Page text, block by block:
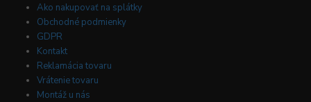
Ako nakupovať na splátky
Obchodné podmienky
GDPR
Kontakt
Reklamácia tovaru
Vrátenie tovaru
Montáž u nás